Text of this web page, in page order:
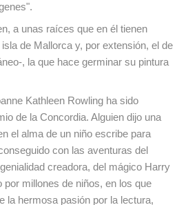
a unas raíces que en él tienen
de Mallorca y, por extensión, el de
, la que hace germinar su pintura
Kathleen Rowling ha sido
de la Concordia. Alguien dijo una
el alma de un niño escribe para
con las aventuras del
creadora, del mágico Harry
por millones de niños, en los que
la hermosa pasión por la lectura,